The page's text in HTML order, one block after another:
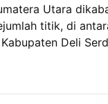
Utara
titik, di
Deli